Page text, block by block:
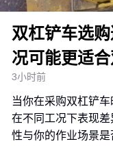
双杠铲车选
况可能更适合
3小时前
当你在采购双杠铲
在不同工况下表现
性与你的作业场景